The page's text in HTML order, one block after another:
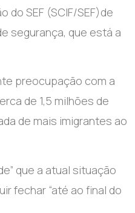
SEF (SCIF/SEF)de
segurança, que está a
preocupação com a
de 1,5 milhões de
de mais imigrantes ao
que a atual situação
fechar “até ao final do